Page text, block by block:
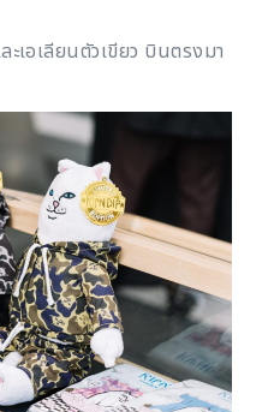
ะเอเลียนตัวเขียว บินตรงมา